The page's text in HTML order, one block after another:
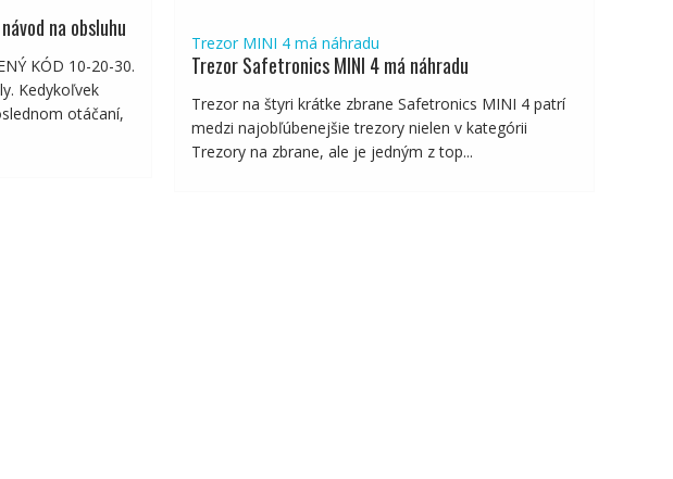
na obsluhu
KÓD 10-20-30.
Kedykoľvek
otáčaní,
Trezor MINI 4 má náhradu
Trezor Safetronics MINI 4 má náhradu
Trezor na štyri krátke zbrane Safetronics MINI 4 patrí
medzi najobľúbenejšie trezory nielen v kategórii
Trezory na zbrane, ale je jedným z top...